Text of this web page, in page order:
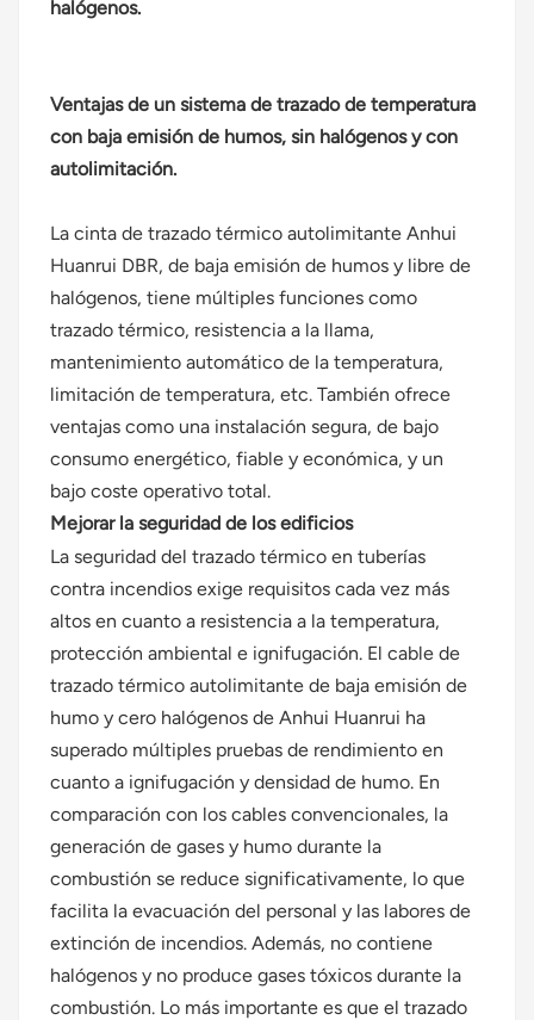
halógenos.
Ventajas de un sistema de trazado de temperatura
con baja emisión de humos, sin halógenos y con
autolimitación.
La cinta de trazado térmico autolimitante Anhui
Huanrui DBR, de baja emisión de humos y libre de
halógenos, tiene múltiples funciones como
trazado térmico, resistencia a la llama,
mantenimiento automático de la temperatura,
limitación de temperatura, etc. También ofrece
ventajas como una instalación segura, de bajo
consumo energético, fiable y económica, y un
bajo coste operativo total.
Mejorar la seguridad de los edificios
La seguridad del trazado térmico en tuberías
contra incendios exige requisitos cada vez más
altos en cuanto a resistencia a la temperatura,
protección ambiental e ignifugación. El cable de
trazado térmico autolimitante de baja emisión de
humo y cero halógenos de Anhui Huanrui ha
superado múltiples pruebas de rendimiento en
cuanto a ignifugación y densidad de humo. En
comparación con los cables convencionales, la
generación de gases y humo durante la
combustión se reduce significativamente, lo que
facilita la evacuación del personal y las labores de
extinción de incendios. Además, no contiene
halógenos y no produce gases tóxicos durante la
combustión. Lo más importante es que el trazado